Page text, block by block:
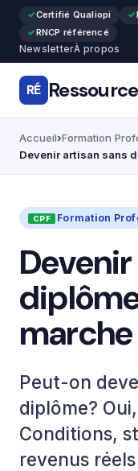
Certifié Qualiopi
RNCP référencé
NewsletterÀ propos
RÉ
Accueil Formation
Devenir artisan sans
Formation
Peut-on
diplôme?
Conditions,
revenus